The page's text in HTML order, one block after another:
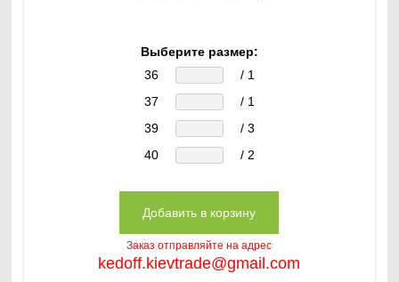
Выберите размер:
36
/ 1
37
/ 1
39
/ 3
40
/ 2
Заказ отправляйте на адрес
kedoff.kievtrade@gmail.com